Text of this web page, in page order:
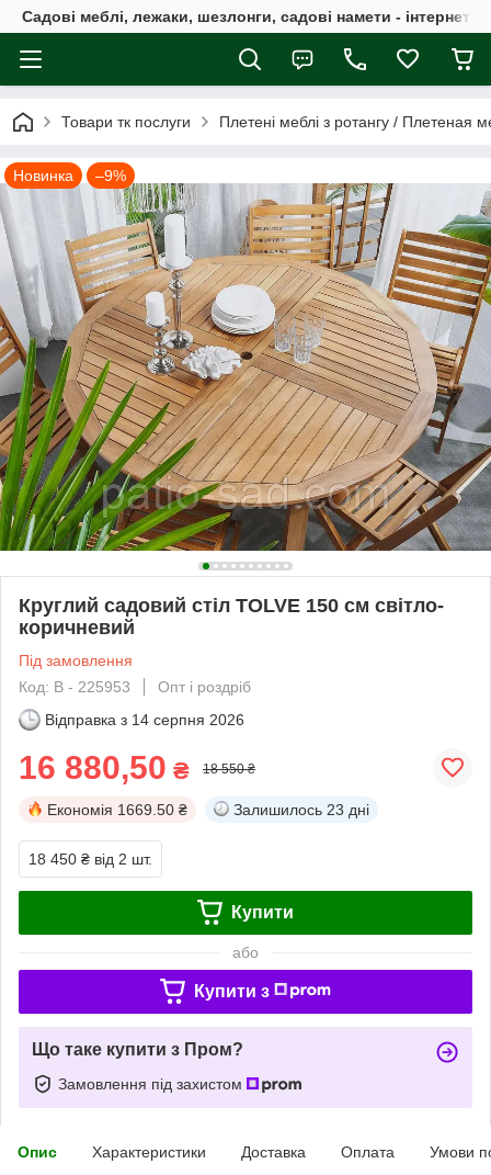
Садові меблі, лежаки, шезлонги, садові намети - інтернет-
Товари тк послуги Плетені меблі з ротангу / Плетеная
Новинка –9%
Круглий садовий стіл TOLVE 150 см світло-
коричневий
Під замовлення
Код: В - 225953
Опт і роздріб
Відправка з 14 серпня 2026
16 880,50 ₴ 18 550 ₴
Економія 1669.50 ₴ Залишилось 23 дні
18 450 ₴ від 2 шт.
Купити
або
Купити з
Що таке купити з Пром?
Замовлення під захистом
Опис Характеристики Доставка Оплата Умови